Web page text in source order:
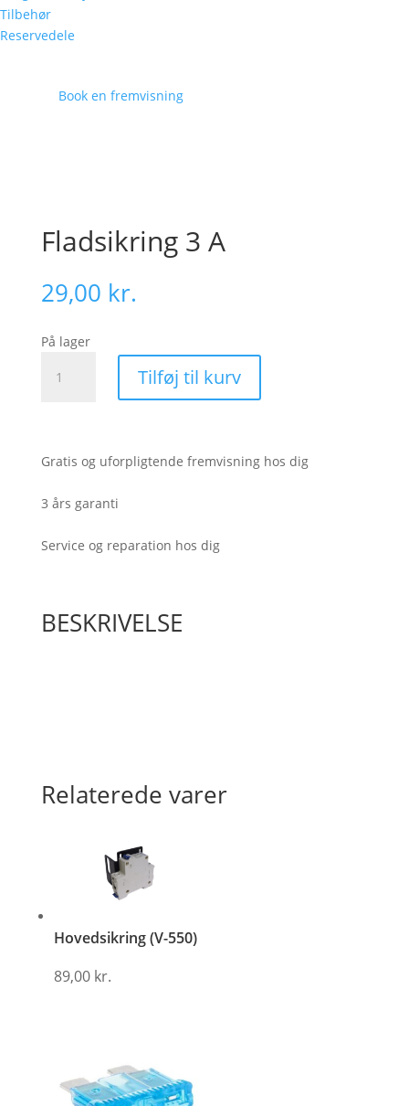
Tilbehør
Reservedele
Book en fremvisning
Fladsikring 3 A
29,00 kr.
På lager
Tilføj til kurv
Gratis og uforpligtende fremvisning hos dig
3 års garanti
Service og reparation hos dig
BESKRIVELSE
Relaterede varer
Hovedsikring (V-550)
89,00 kr.